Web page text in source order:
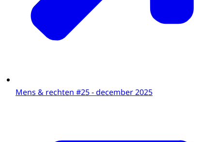
Mens & rechten #25 - december 2025